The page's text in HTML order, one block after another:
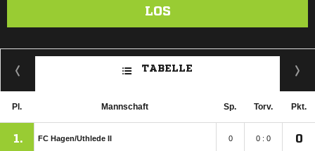
LOS
TABELLE
Pl. Mannschaft Sp. Torv. Pkt.
1. FC Hagen/​Uthlede II 0 0 : 0 0